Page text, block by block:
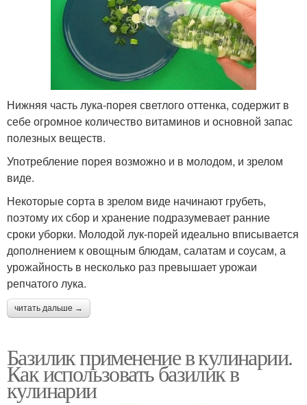
Нижняя часть лука-порея светлого оттенка, содержит в
себе огромное количество витаминов и основной запас
полезных веществ.
Употребление порея возможно и в молодом, и зрелом
виде.
Некоторые сорта в зрелом виде начинают грубеть,
поэтому их сбор и хранение подразумевает ранние
сроки уборки. Молодой лук-порей идеально вписывается
дополнением к овощным блюдам, салатам и соусам, а
урожайность в несколько раз превышает урожаи
репчатого лука.
читать дальше →
Базилик применение в кулинарии.
Как использовать базилик в
кулинарии